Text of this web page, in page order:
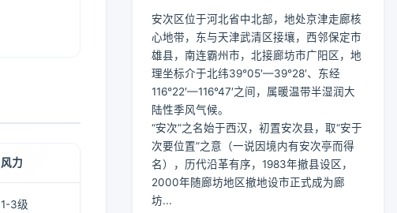
风力
1-3级
安次区位于河北省中北部，地处京津走廊核
心地带，东与天津武清区接壤，西邻保定市
雄县，南连霸州市，北接廊坊市广阳区，地
理坐标介于北纬39°05′—39°28′、东经
116°22′—116°47′之间，属暖温带半湿润大
陆性季风气候。
“安次”之名始于西汉，初置安次县，取“安于
次要位置”之意（一说因境内有安次亭而得
名），历代沿革有序，1983年撤县设区，
2000年随廊坊地区撤地设市正式成为廊
坊...